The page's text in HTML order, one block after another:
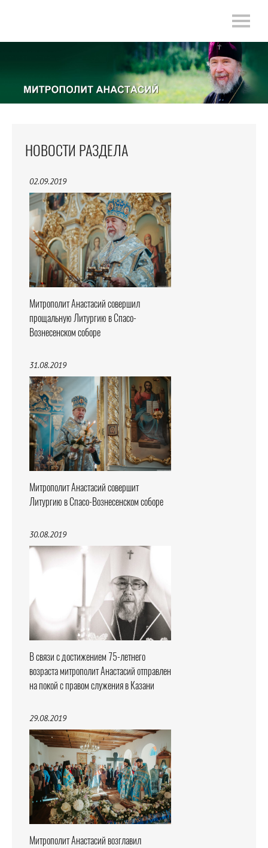
НОВОСТИ РАЗДЕЛА
02.09.2019
Митрополит Анастасий совершил
прощальную Литургию в Спасо-
Вознесенском соборе
31.08.2019
Митрополит Анастасий совершит
Литургию в Спасо-Вознесенском соборе
30.08.2019
В связи с достижением 75-летнего
возраста митрополит Анастасий отправлен
на покой с правом служения в Казани
29.08.2019
Митрополит Анастасий возглавил